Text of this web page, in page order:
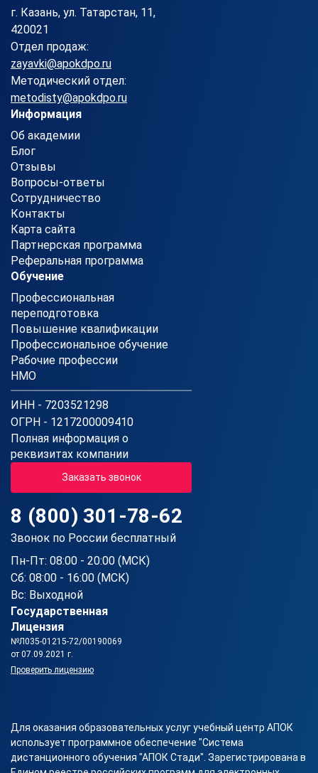
г. Казань, ул. Татарстан, 11,
420021
Отдел продаж:
zayavki@apokdpo.ru
Методический отдел:
metodisty@apokdpo.ru
Информация
Об академии
Блог
Отзывы
Вопросы-ответы
Сотрудничество
Контакты
Карта сайта
Партнерская программа
Реферальная программа
Обучение
Профессиональная
переподготовка
Повышение квалификации
Профессиональное обучение
Рабочие профессии
НМО
ИНН - 7203521298
ОГРН - 1217200009410
Полная информация о
реквизитах компании
Заказать звонок
8 (800) 301-78-62
Звонок по России бесплатный
Пн-Пт: 08:00 - 20:00 (МСК)
Сб: 08:00 - 16:00 (МСК)
Вс: Выходной
Государственная
Лицензия
№Л035-01215-72/00190069
от 07.09.2021 г.
Проверить лицензию
Для оказания образовательных услуг учебный центр АПОК
использует программное обеспечение "Система
дистанционного обучения "АПОК Стади". Зарегистрирована в